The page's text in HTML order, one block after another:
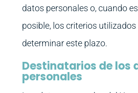
datos personales o, cuando
posible, los criterios utilizados
determinar este plazo.
Destinatarios de los
personales